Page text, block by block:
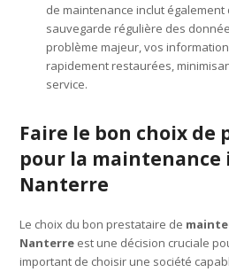
de maintenance inclut
sauvegarde régulière des
problème majeur, vos
rapidement restaurées,
service.
Faire le bon choix de
pour la
Nanterre
Le choix du bon prestataire de
Nanterre est une décision cruciale
important de choisir une société